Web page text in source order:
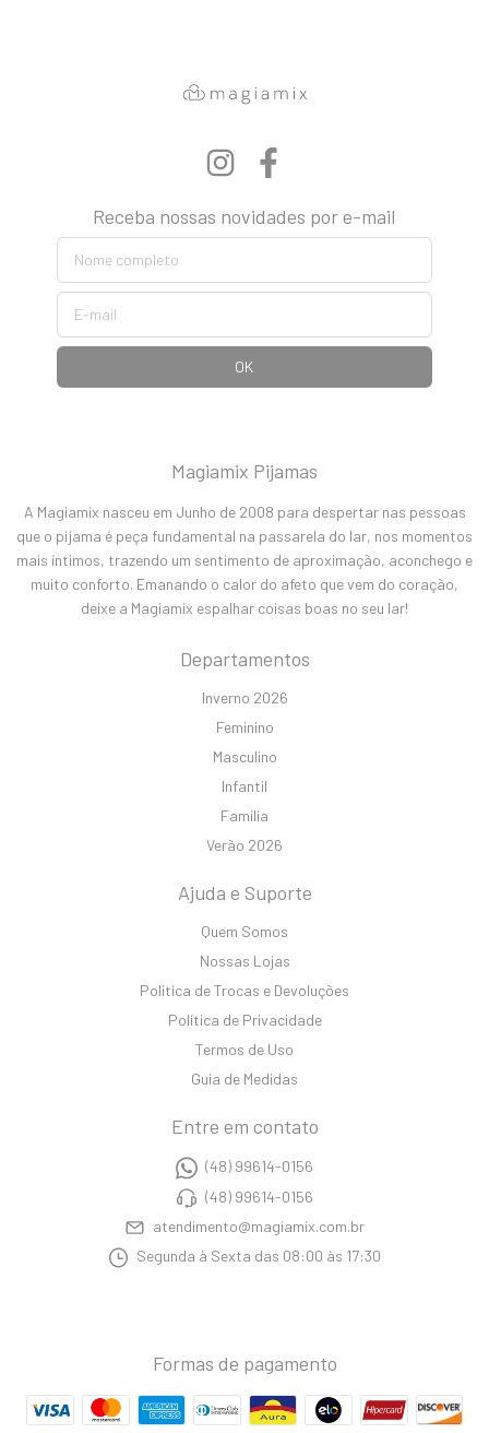
Receba nossas novidades por e-mail
Magiamix Pijamas
A Magiamix nasceu em Junho de 2008 para despertar nas pessoas
que o pijama é peça fundamental na passarela do lar, nos momentos
mais íntimos, trazendo um sentimento de aproximação, aconchego e
muito conforto. Emanando o calor do afeto que vem do coração,
deixe a Magiamix espalhar coisas boas no seu lar!
Departamentos
Inverno 2026
Feminino
Masculino
Infantil
Família
Verão 2026
Ajuda e Suporte
Quem Somos
Nossas Lojas
Política de Trocas e Devoluções
Política de Privacidade
Termos de Uso
Guia de Medidas
Entre em contato
(48) 99614-0156
(48) 99614-0156
atendimento@magiamix.com.br
Segunda à Sexta das 08:00 às 17:30
Formas de pagamento